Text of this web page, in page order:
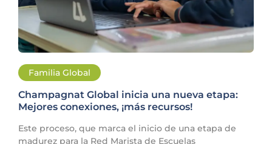
Familia Global
Champagnat Global inicia una nueva etapa:
Mejores conexiones, ¡más recursos!
Este proceso, que marca el inicio de una etapa de
madurez para la Red Marista de Escuelas